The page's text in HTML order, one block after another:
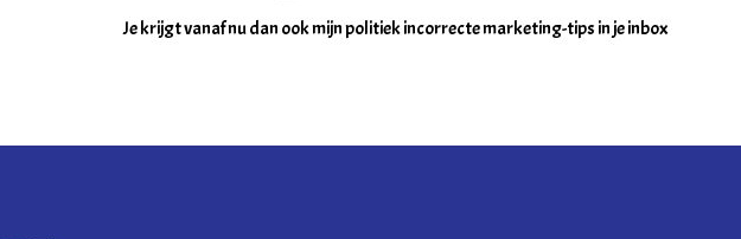
Je krijgt vanaf nu dan ook mijn politiek incorrecte marketing-tips in je inbox